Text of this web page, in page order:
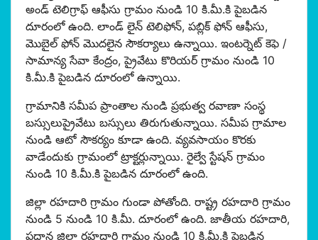
అండ్ టెలిగ్రాఫ్ ఆఫీసు గ్రామం నుండి 10 కి.మీ.కి పైబడిన
దూరంలో ఉంది. లాండ్ లైన్ టెలిఫోన్, పబ్లిక్ ఫోన్ ఆఫీసు,
మొబైల్ ఫోన్ మొదలైన సౌకర్యాలు ఉన్నాయి. ఇంటర్నెట్ కెఫె /
సామాన్య సేవా కేంద్రం, ప్రైవేటు కొరియర్ గ్రామం నుండి 10
కి.మీ.కి పైబడిన దూరంలో ఉన్నాయి.
గ్రామానికి సమీప ప్రాంతాల నుండి ప్రభుత్వ రవాణా సంస్థ
బస్సులుప్రైవేటు బస్సులు తిరుగుతున్నాయి. సమీప గ్రామాల
నుండి ఆటో సౌకర్యం కూడా ఉంది. వ్యవసాయం కొరకు
వాడేందుకు గ్రామంలో ట్రాక్టర్లున్నాయి. రైల్వే స్టేషన్ గ్రామం
నుండి 10 కి.మీ.కి పైబడిన దూరంలో ఉంది.
జిల్లా రహదారి గ్రామం గుండా పోతోంది. రాష్ట్ర రహదారి గ్రామం
నుండి 5 నుండి 10 కి.మీ. దూరంలో ఉంది. జాతీయ రహదారి,
ప్రధాన జిల్లా రహదారి గ్రామం నుండి 10 కి.మీ.కి పైబడిన